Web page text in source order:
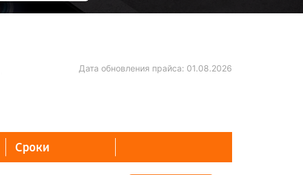
Дата обновления прайса: 01.08.2026
Сроки